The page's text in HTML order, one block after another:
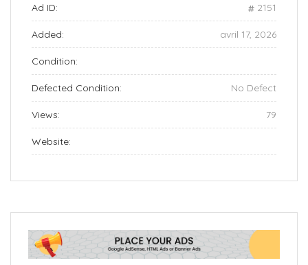
Ad ID: 2151
Added: avril 17, 2026
Condition:
Defected Condition: No Defect
Views: 79
Website: